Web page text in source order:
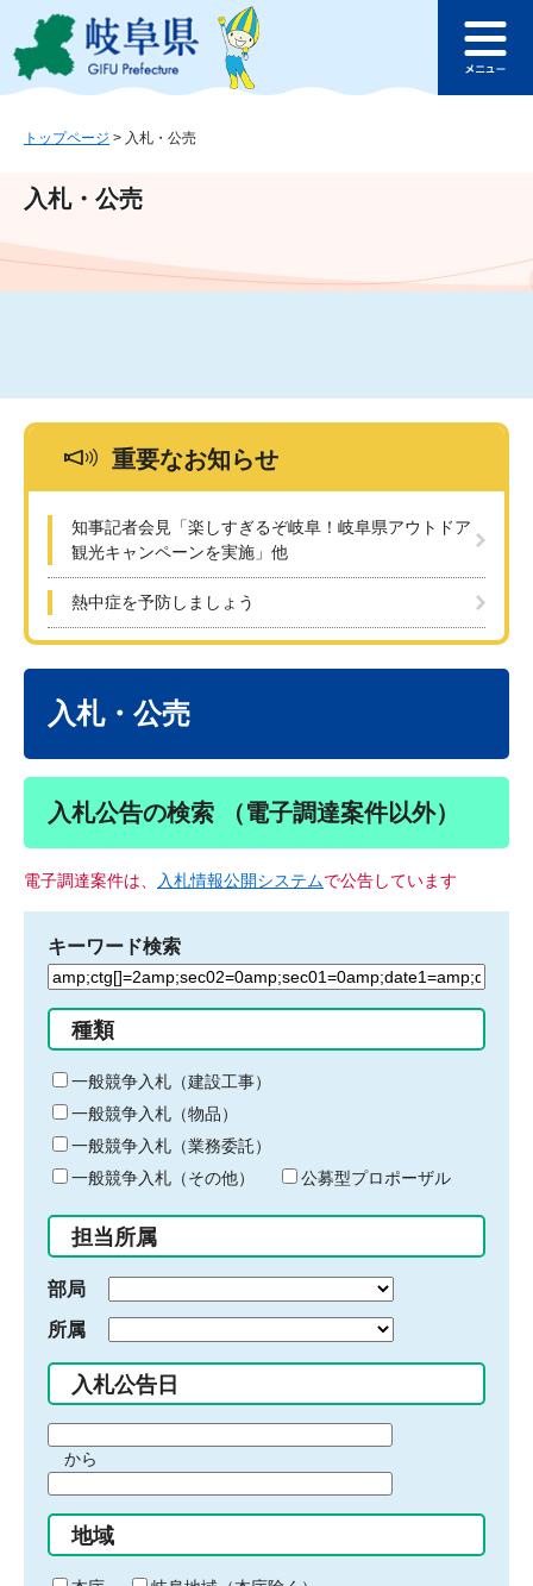
ジ
ュ
文
このページの本文へ
ュ
トップページ > 入札・公売
入札・公売
重要なお知らせ
知事記者会見「楽しすぎるぞ岐阜！岐阜県アウトドア
観光キャンペーンを実施」他
熱中症を予防しましょう
入札・公売
入札公告の検索 （電子調達案件以外）
電子調達案件は、 入札情報公開システムで公告しています
キーワード検索
検
る
キ
ー
ワ
ー
ド
入
力
種類
一般競争入札（建設工事）
一般競争入札（物品）
一般競争入札（業務委託）
一般競争入札（その他）
公募型プロポーザル
担当所属
部局
所属
入札公告日
間
始
り
から
間
終
地域